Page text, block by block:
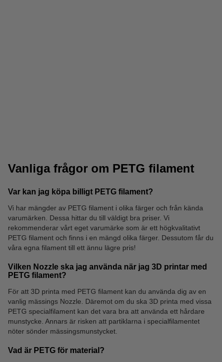
Nozzles
Vanliga frågor om PETG filament
Var kan jag köpa billigt PETG filament?
Vi har mängder av PETG filament i olika färger och från kända
varumärken. Dessa hittar du till väldigt bra priser. Vi
rekommenderar vårt eget varumärke som är ett högkvalitativt
PETG filament och finns i en mängd olika färger. Dessutom får du
våra egna filament till ett ännu lägre pris!
Vilken Nozzle ska jag använda när jag 3D printar med
PETG filament?
För att 3D printa med PETG filament kan du använda dig av en
vanlig mässings Nozzle. Däremot om du ska 3D printa med vissa
PETG specialfilament kan det vara bra att använda ett hårdare
munstycke. Annars är risken att partiklarna i specialfilamentet
nöter sönder mässingsmunstycket.
Vad är PETG för material?